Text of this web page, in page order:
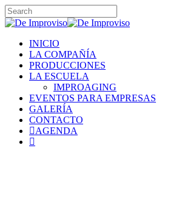
Skip
to
content
Close
Menu
INICIO
LA COMPAÑÍA
PRODUCCIONES
LA ESCUELA
IMPROAGING
EVENTOS PARA EMPRESAS
GALERÍA
CONTACTO
AGENDA
instagram